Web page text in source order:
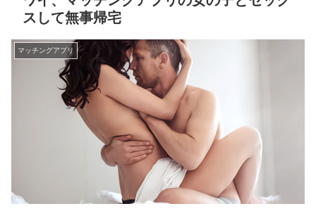
スして無事帰宅
マッチングアプリ